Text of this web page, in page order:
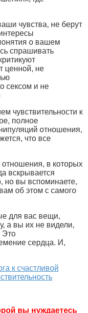
чувства, не берут
о вашем
спрашивать
ценной, не
сексом и не
чувствительности к
полное
отношения,
что все
в которых
вскрывается
но вы вспоминаете,
об этом с самого
для вас вещи,
а вы их не видели,
Это
сердца. И,
к счастливой
вы нуждаетесь